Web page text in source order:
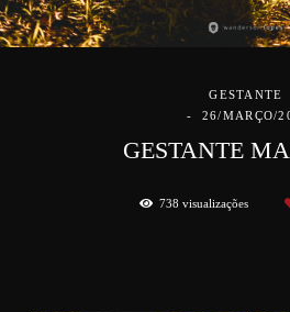
GESTANTE
26/MARÇO/
GESTANTE
738 visualizações